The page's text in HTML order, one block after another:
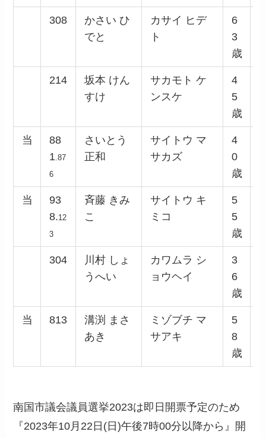
308
かさい ひ
でと
カサイ ヒデ
ト
6
3
歳
214
坂本 けん
すけ
サカモト ケ
ンスケ
4
5
歳
当
88
1 .87
6
さいとう
正和
サイトウ マ
サカズ
4
0
歳
当
93
8.12
3
斉藤 きみ
こ
サイトウ キ
ミコ
5
5
歳
304
川村 しょ
うへい
カワムラ シ
ョウヘイ
3
6
歳
当 813
溝渕 まさ
あき
ミゾブチ マ
サアキ
5
8
歳
南国市議会議員選挙2023は即日開票予定のため
『2023年10月22日(日)午後7時00分以降から』開